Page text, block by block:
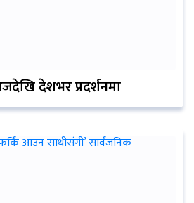
देशभर प्रदर्शनमा